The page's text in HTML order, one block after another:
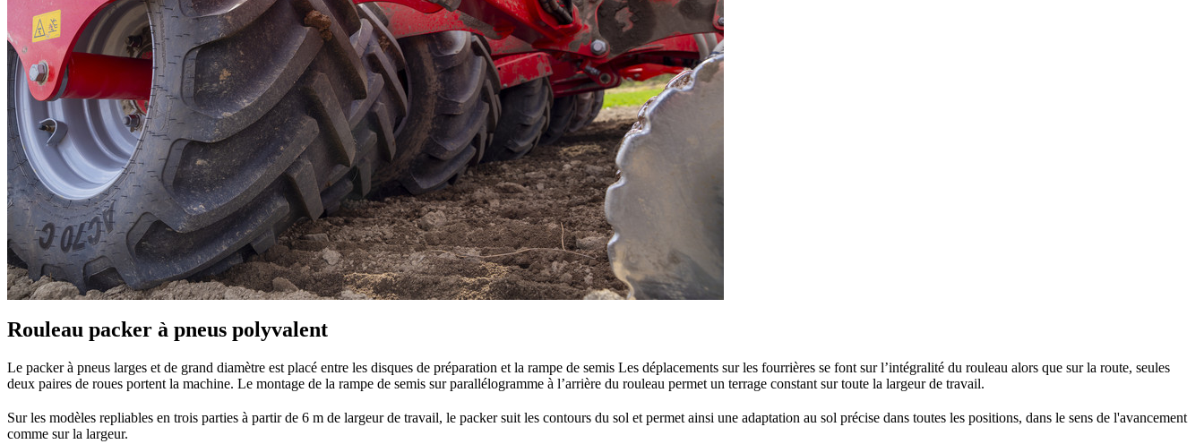
Rouleau packer à pneus polyvalent
Le packer à pneus larges et de grand diamètre est placé entre les disques de préparation et la rampe de semis Les déplacements sur les fourrières se font sur l’intégralité du rouleau alors que sur la route, seules
deux paires de roues portent la machine. Le montage de la rampe de semis sur parallélogramme à l’arrière du rouleau permet un terrage constant sur toute la largeur de travail.
Sur les modèles repliables en trois parties à partir de 6 m de largeur de travail, le packer suit les contours du sol et permet ainsi une adaptation au sol précise dans toutes les positions, dans le sens de l'avancement
comme sur la largeur.